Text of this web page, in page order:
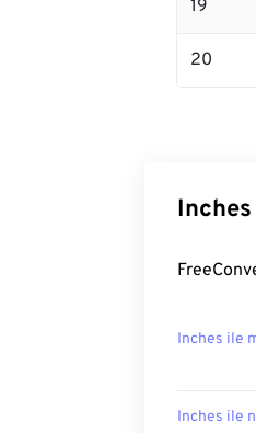
19
20
Inches ile
Inches ile